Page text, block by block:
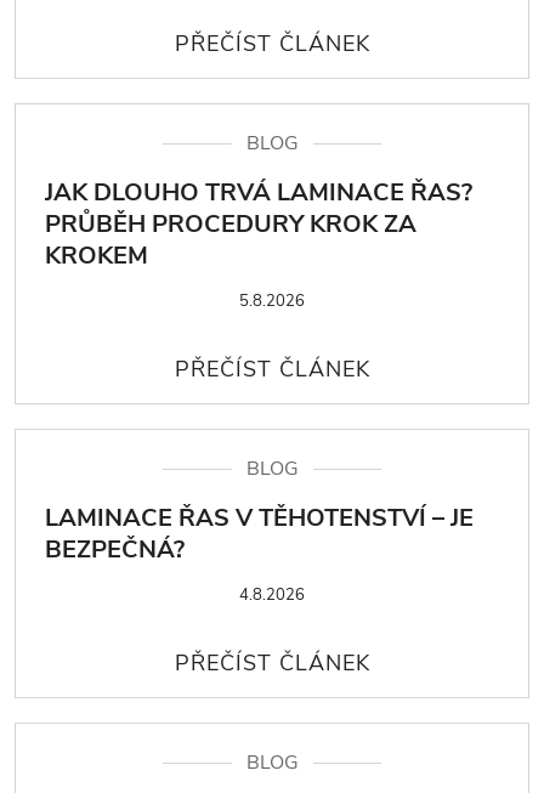
BLOG
JAK DLOUHO TRVÁ LAMINACE ŘAS?
PRŮBĚH PROCEDURY KROK ZA
KROKEM
5.8.2026
BLOG
LAMINACE ŘAS V TĚHOTENSTVÍ – JE
BEZPEČNÁ?
4.8.2026
BLOG